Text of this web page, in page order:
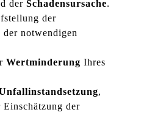
der Schadensursache.
der
der notwendigen
Wertminderung Ihres
,
der